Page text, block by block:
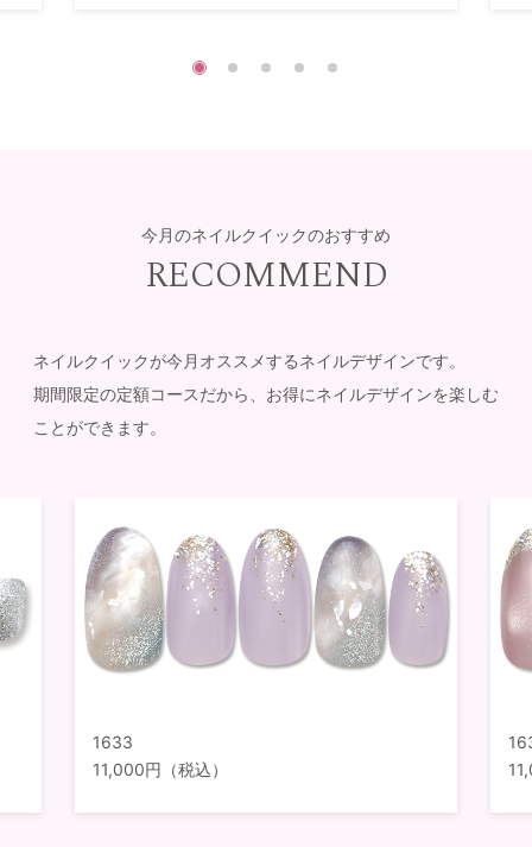
今月のネイルクイックのおすすめ
RECOMMEND
ネイルクイックが今月オススメするネイルデザインです。
期間限定の定額コースだから、お得にネイルデザインを楽しむ
ことができます。
1633
11,000円（税込）